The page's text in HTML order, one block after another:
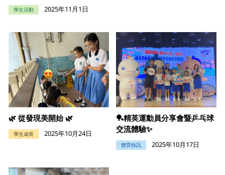
學生活動 2025年11月1日
🌿 從發現美開始 🌿
學生成長 2025年10月24日
🏓精英運動員分享會暨乒乓球
交流體驗✨
體育快訊 2025年10月17日